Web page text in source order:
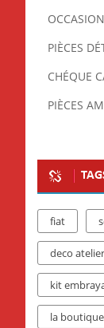
PIÈCES
CHÉQUE
PIÈCES
fiat
deco atelier
kit
la